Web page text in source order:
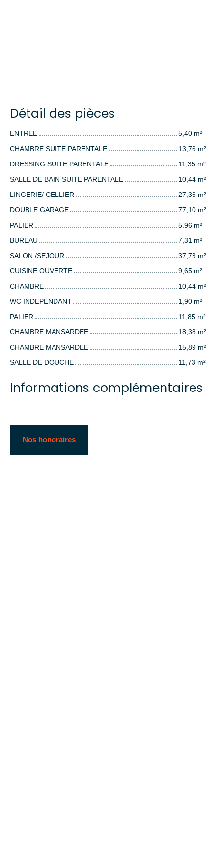
Détail des pièces
ENTREE
5,40 m²
CHAMBRE SUITE PARENTALE
13,76 m²
DRESSING SUITE PARENTALE
11,35 m²
SALLE DE BAIN SUITE PARENTALE
10,44 m²
LINGERIE/ CELLIER
27,36 m²
DOUBLE GARAGE
77,10 m²
PALIER
5,96 m²
BUREAU
7,31 m²
SALON /SEJOUR
37,73 m²
CUISINE OUVERTE
9,65 m²
CHAMBRE
10,44 m²
WC INDEPENDANT
1,90 m²
PALIER
11,85 m²
CHAMBRE MANSARDEE
18,38 m²
CHAMBRE MANSARDEE
15,89 m²
SALLE DE DOUCHE
11,73 m²
Informations complémentaires
Nos honoraires